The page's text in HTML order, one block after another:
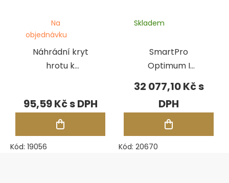
Náhrádní kryt
hrotu k
Na
objednávku
95,59 Kč
Kód: 19056
SmartPro
Optimum I
multitester na
kameny
Skladem
32 077,10 Kč
Kód: 20670